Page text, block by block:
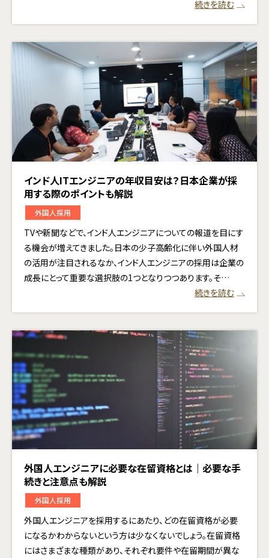
続きを読む
インド人ITエンジニアの年収目安は？日本企業が採
用する際のポイントも解説
外国人採用
TVや新聞などで、インド人エンジニアについての報道を目にす
る機会が増えてきました。日本の少子高齢化に伴い外国人材
の活用が注目されるなか、インド人エンジニアの採用は企業の
成長にとって重要な選択肢の1つとなりつつあります。そ…
続きを読む
外国人エンジニアに必要な在留資格とは｜必要な手
続きと注意点も解説
外国人採用
外国人エンジニアを採用するにあたり、どの在留資格が必要
になるかわからないという方は少なくないでしょう。在留資格
にはさまざまな種類があり、それぞれ要件や在留期間が異な